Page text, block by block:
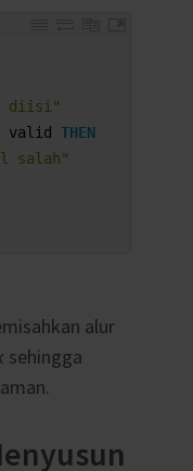
diisi"
valid THEN
salah"
alur
sehingga